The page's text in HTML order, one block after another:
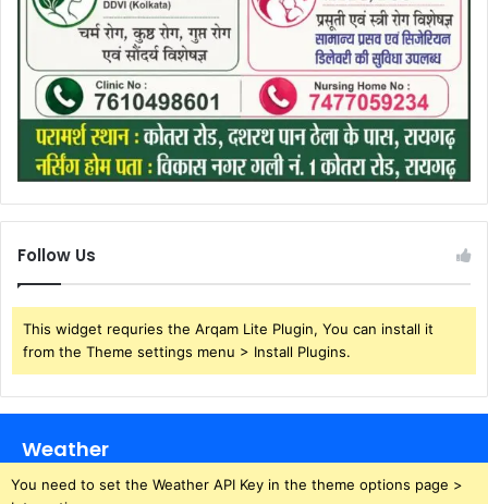
Follow Us
This widget requries the Arqam Lite Plugin, You can install it
from the Theme settings menu > Install Plugins.
Weather
You need to set the Weather API Key in the theme options page >